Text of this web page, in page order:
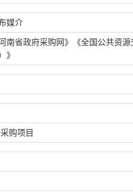
媒介
河南省政府采购网》《全国公共资
》
购项目